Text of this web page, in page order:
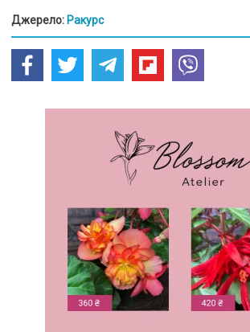
Джерело: Ракурс